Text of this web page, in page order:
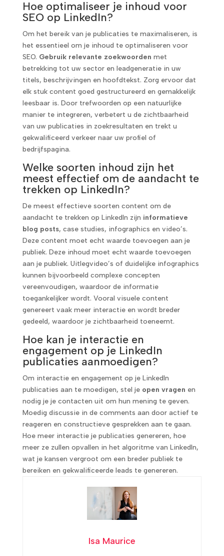
Hoe optimaliseer je inhoud voor
SEO op LinkedIn?
Om het bereik van je publicaties te maximaliseren, is
het essentieel om je inhoud te optimaliseren voor
SEO. Gebruik relevante zoekwoorden met
betrekking tot uw sector en leadgeneratie in uw
titels, beschrijvingen en hoofdtekst. Zorg ervoor dat
elk stuk content goed gestructureerd en gemakkelijk
leesbaar is. Door trefwoorden op een natuurlijke
manier te integreren, verbetert u de zichtbaarheid
van uw publicaties in zoekresultaten en trekt u
gekwalificeerd verkeer naar uw profiel of
bedrijfspagina.
Welke soorten inhoud zijn het
meest effectief om de aandacht te
trekken op LinkedIn?
De meest effectieve soorten content om de
aandacht te trekken op LinkedIn zijn informatieve
blog posts, case studies, infographics en video’s.
Deze content moet echt waarde toevoegen aan je
publiek. Deze inhoud moet echt waarde toevoegen
aan je publiek. Uitlegvideo’s of duidelijke infographics
kunnen bijvoorbeeld complexe concepten
vereenvoudigen, waardoor de informatie
toegankelijker wordt. Vooral visuele content
genereert vaak meer interactie en wordt breder
gedeeld, waardoor je zichtbaarheid toeneemt.
Hoe kan je interactie en
engagement op je LinkedIn
publicaties aanmoedigen?
Om interactie en engagement op je LinkedIn
publicaties aan te moedigen, stel je open vragen en
nodig je je contacten uit om hun mening te geven.
Moedig discussie in de comments aan door actief te
reageren en constructieve gesprekken aan te gaan.
Hoe meer interactie je publicaties genereren, hoe
meer ze zullen opvallen in het algoritme van LinkedIn,
wat je kansen vergroot om een breder publiek te
bereiken en gekwalificeerde leads te genereren.
Isa Maurice